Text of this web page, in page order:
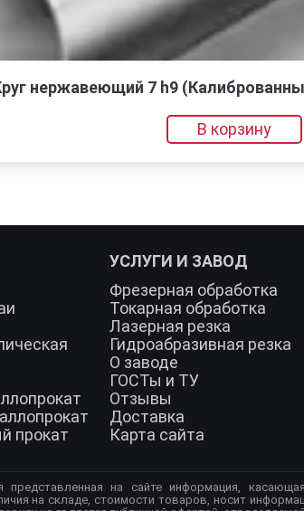
нержавеющий 7 h9
В корзину
прокат
УСЛУГИ И ЗАВОД
Фрезерная обработка
Токарная обработка
Лазерная резка
Гидроабразивная резка
О заводе
ГОСТы и ТУ
Отзывы
Доставка
Карта сайта
представленная на сайте информация,
на складе, стоимости товаров, носит